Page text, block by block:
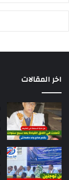
اخر المقالات